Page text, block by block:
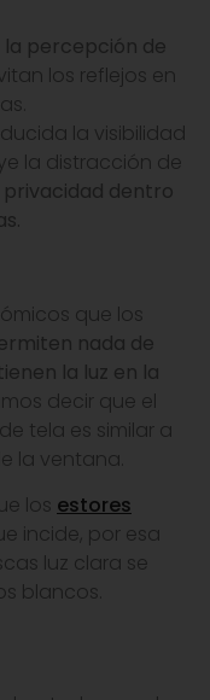
la percepción de
los reflejos en
la visibilidad
la distracción de
privacidad dentro
que los
nada de
la luz en la
decir que el
tela es similar a
la ventana.
los estores
incide, por esa
luz clara se
blancos.